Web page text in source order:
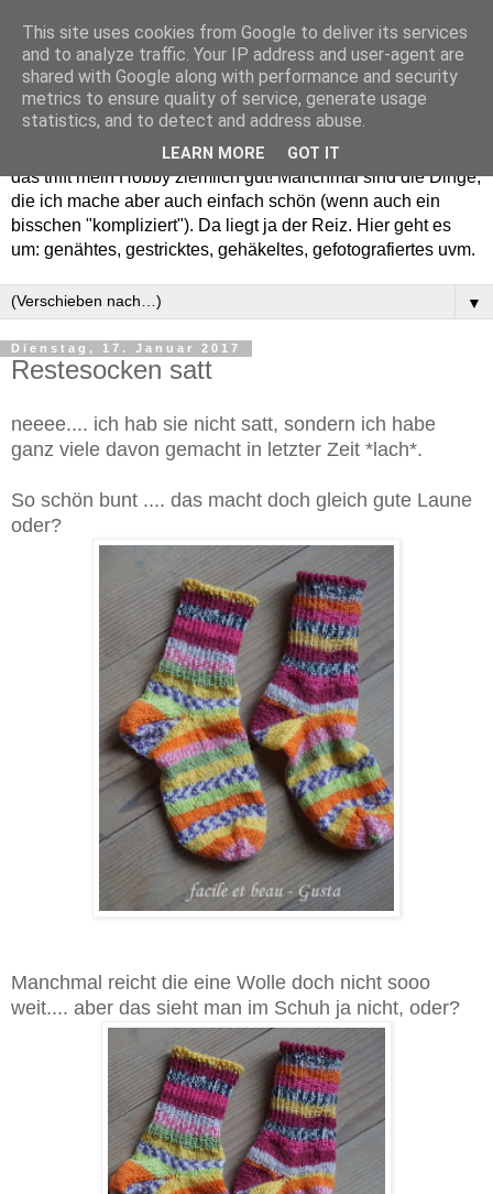
Willkommen in meinem "Wohnzimmer". Einfach und schön -
das trifft mein Hobby ziemlich gut! Manchmal sind die Dinge,
die ich mache aber auch einfach schön (wenn auch ein
bisschen "kompliziert"). Da liegt ja der Reiz. Hier geht es
um: genähtes, gestricktes, gehäkeltes, gefotografiertes uvm.
▼
Dienstag, 17. Januar 2017
Restesocken satt
neeee.... ich hab sie nicht satt, sondern ich habe
ganz viele davon gemacht in letzter Zeit *lach*.
So schön bunt .... das macht doch gleich gute Laune
oder?
Manchmal reicht die eine Wolle doch nicht sooo
weit.... aber das sieht man im Schuh ja nicht, oder?
This site uses cookies from Google to deliver its services
and to analyze traffic. Your IP address and user-agent are
shared with Google along with performance and security
metrics to ensure quality of service, generate usage
statistics, and to detect and address abuse.
LEARN MORE GOT IT